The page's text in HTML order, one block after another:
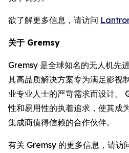
欲了解更多信息，请访问
关于 Gremsy
Gremsy 是全球知名的无人机先
其高品质解决方案专为满足影视
业专业人士的严苛需求而设计。
性和易用性的执着追求，使其成
集成商值得信赖的合作伙伴。
有关 Gremsy 的更多信息，请访